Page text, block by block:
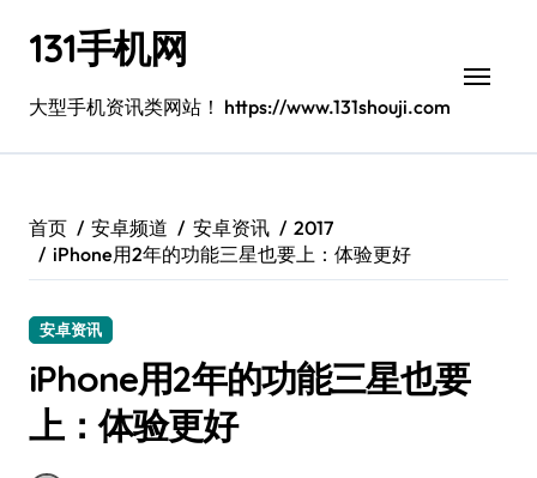
131手机网
大型手机资讯类网站！ https://www.131shouji.com
首页 安卓频道 安卓资讯
2017
iPhone用2年的功能三星也要上：体验更好
安卓资讯
iPhone用2年的功能三星也要
上：体验更好